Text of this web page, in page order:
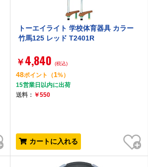
トーエイライト 学校体育器具 カラー
竹馬125 レッド T2401R
￥ 4,840 (税込)
48ポイント （1%）
15営業日以内に出荷
送料： ￥550
カートに入れる
お気に入り